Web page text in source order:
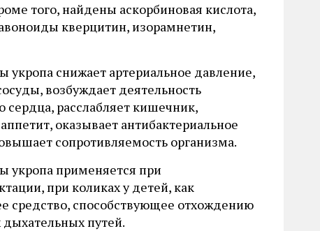
того, найдены аскорбиновая кислота,
кверцитин, изорамнетин,
укропа снижает артериальное давление,
возбуждает деятельность
сердца, расслабляет кишечник,
оказывает антибактериальное
сопротивляемость организма.
укропа применяется при
при коликах у детей, как
средство, способствующее отхождению
путей.